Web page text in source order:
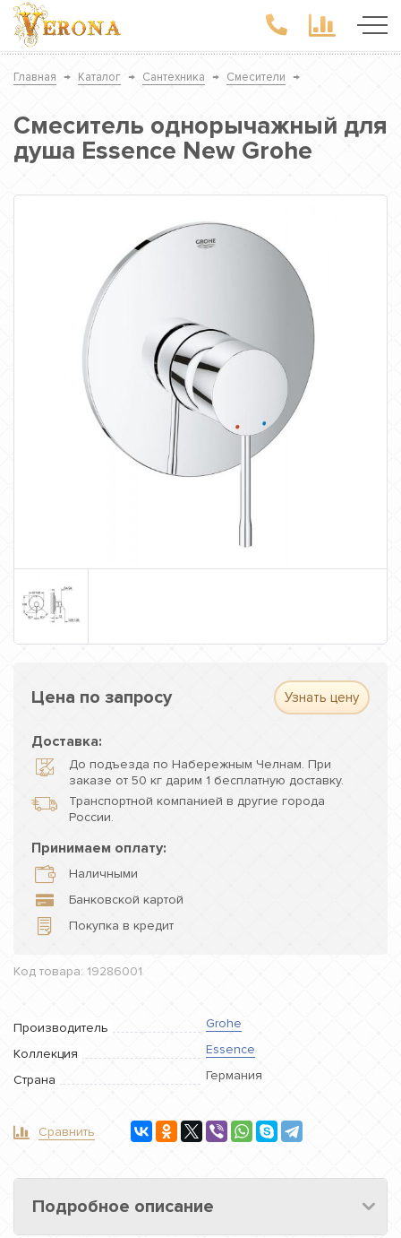
Главная → Каталог → Сантехника → Смесители →
Смеситель однорычажный для
душа Essence New Grohe
Цена по запросу Узнать цену
Доставка:
До подъезда по Набережным Челнам. При
заказе от 50 кг дарим 1 бесплатную доставку.
Транспортной компанией в другие города
России.
Принимаем оплату:
Наличными
Банковской картой
Покупка в кредит
Код товара: 19286001
Производитель
Grohe
Коллекция
Essence
Страна
Германия
Сравнить
Подробное описание